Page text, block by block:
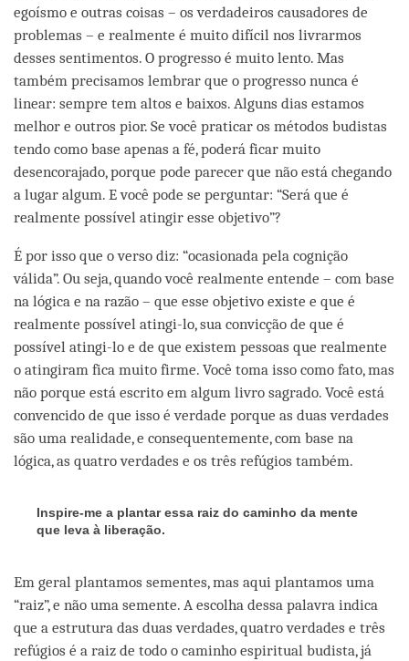
egoísmo e outras coisas – os verdadeiros causadores de
problemas – e realmente é muito difícil nos livrarmos
desses sentimentos. O progresso é muito lento. Mas
também precisamos lembrar que o progresso nunca é
linear: sempre tem altos e baixos. Alguns dias estamos
melhor e outros pior. Se você praticar os métodos budistas
tendo como base apenas a fé, poderá ficar muito
desencorajado, porque pode parecer que não está chegando
a lugar algum. E você pode se perguntar: “Será que é
realmente possível atingir esse objetivo”?
É por isso que o verso diz: “ocasionada pela cognição
válida”. Ou seja, quando você realmente entende – com base
na lógica e na razão – que esse objetivo existe e que é
realmente possível atingi-lo, sua convicção de que é
possível atingi-lo e de que existem pessoas que realmente
o atingiram fica muito firme. Você toma isso como fato, mas
não porque está escrito em algum livro sagrado. Você está
convencido de que isso é verdade porque as duas verdades
são uma realidade, e consequentemente, com base na
lógica, as quatro verdades e os três refúgios também.
Inspire-me a plantar essa raiz do caminho da mente
que leva à liberação.
Em geral plantamos sementes, mas aqui plantamos uma
“raiz”, e não uma semente. A escolha dessa palavra indica
que a estrutura das duas verdades, quatro verdades e três
refúgios é a raiz de todo o caminho espiritual budista, já